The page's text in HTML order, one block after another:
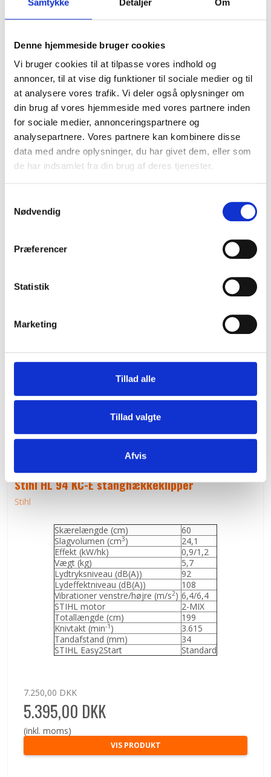
Denne hjemmeside bruger cookies
Vi bruger cookies til at tilpasse vores indhold og
annoncer, til at vise dig funktioner til sociale medier og til
at analysere vores trafik. Vi deler også oplysninger om
din brug af vores hjemmeside med vores partnere inden
for sociale medier, annonceringspartnere og
analysepartnere. Vores partnere kan kombinere disse
data med andre oplysninger, du har givet dem, eller som
de har indsamlet fra din brug af deres tjenester.
Nødvendig
Præferencer
Statistik
Marketing
Tillad alle
Tillad valgte
Afvis
Lydtryksniveau (dB(A))
Lydeffektniveau (dB(A))
107
STIHL motor
Totallængde (cm)
Knivtakt (min-1 )
3.615
Tandafstand (mm)
34
STIHL Easy2Start
Standard
Loophåndtag
Standard
7.650,00 DKK
5.995,00 DKK
Stihl HL 94 KC-E stanghækkeklipper
Stihl
Skærelængde (cm)
60
Slagvolumen (cm3)
24,1
Effekt (kW/hk)
0,9/1,2
Vægt (kg)
5,7
Lydtryksniveau (dB(A))
92
Lydeffektniveau (dB(A))
108
Vibrationer venstre/højre (m/s2) 6,4/6,4
STIHL motor
2-MIX
Totallængde (cm)
199
Knivtakt (min-1)
3.615
Tandafstand (mm)
34
STIHL Easy2Start
Standard
7.250,00 DKK
5.395,00 DKK
(inkl. moms)
VIS PRODUKT